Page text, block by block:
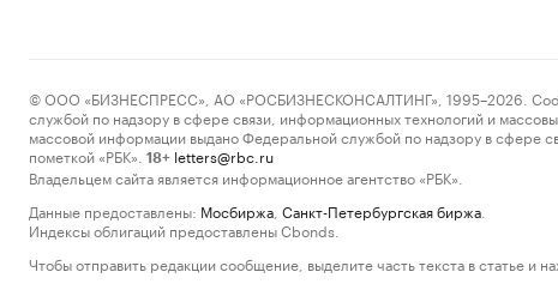
© ООО «БИЗНЕСПРЕСС», АО «РОСБИЗНЕСКОНСАЛТИНГ», 1995–2026.
службой по надзору в сфере связи, информационных технологий и
массовой информации выдано Федеральной службой по надзору в сфере
пометкой «РБК».
18+ letters@rbc.ru
Владельцем сайта является информационное агентство «РБК».
Данные предоставлены: Мосбиржа Санкт-Петербургская биржа
Индексы облигаций предоставлены Cbonds.
Чтобы отправить редакции сообщение, выделите часть текста в статье и